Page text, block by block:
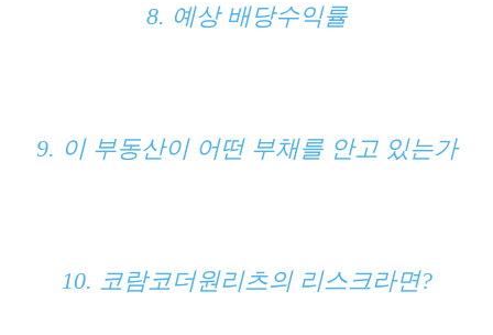
8. 예상 배당수익률
9. 이 부동산이 어떤 부채를 안고 있는가
10. 코람코더원리츠의 리스크라면?